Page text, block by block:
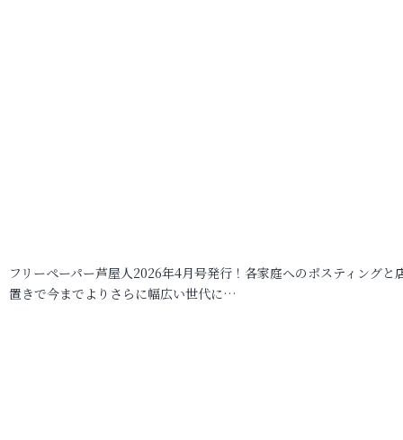
フリーペーパー芦屋人2026年4月号発行！各家庭へのポスティングと
置きで今までよりさらに幅広い世代に…